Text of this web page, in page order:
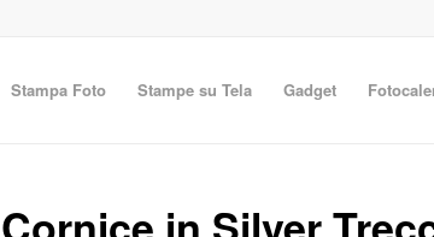
Stampa Foto Stampe su Tela Gadget